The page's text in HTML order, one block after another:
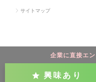
企業に直接エ
興味あり
サイトマップ